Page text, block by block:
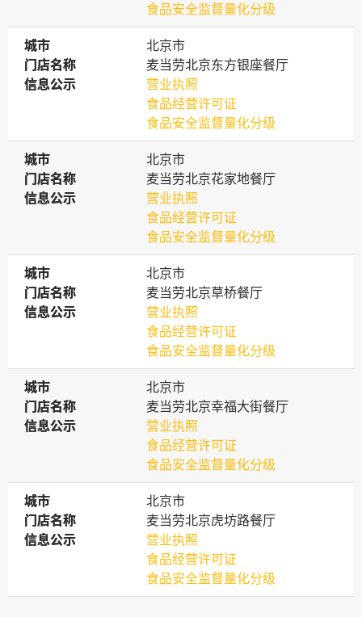
食品安全监督量化分级
城市
城市
北京市
门店名称
门店名称
麦当劳北京东方银座餐厅
信息公示
信息公示
营业执照
食品经营许可证
食品安全监督量化分级
城市
城市
北京市
门店名称
门店名称
麦当劳北京花家地餐厅
信息公示
信息公示
营业执照
食品经营许可证
食品安全监督量化分级
城市
城市
北京市
门店名称
门店名称
麦当劳北京草桥餐厅
信息公示
信息公示
营业执照
食品经营许可证
食品安全监督量化分级
城市
城市
北京市
门店名称
门店名称
麦当劳北京幸福大街餐厅
信息公示
信息公示
营业执照
食品经营许可证
食品安全监督量化分级
城市
城市
北京市
门店名称
门店名称
麦当劳北京虎坊路餐厅
信息公示
信息公示
营业执照
食品经营许可证
食品安全监督量化分级